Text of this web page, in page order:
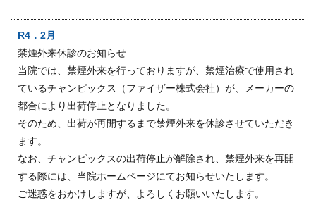
R4．2月
禁煙外来休診のお知らせ
当院では、禁煙外来を行っておりますが、禁煙治療で使用され
ているチャンピックス（ファイザー株式会社）が、メーカーの
都合により出荷停止となりました。
そのため、出荷が再開するまで禁煙外来を休診させていただき
ます。
なお、チャンピックスの出荷停止が解除され、禁煙外来を再開
する際には、当院ホームページにてお知らせいたします。
ご迷惑をおかけしますが、よろしくお願いいたします。